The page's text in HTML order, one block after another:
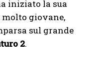
iniziato la sua
giovane,
sul grande
2.